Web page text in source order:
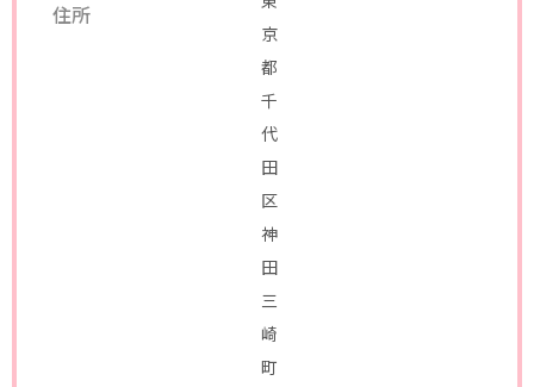
住所
京
都
千
代
田
区
神
田
三
崎
町